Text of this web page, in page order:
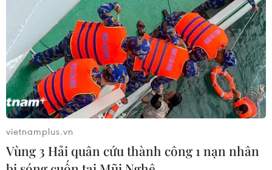
vietnamplus.vn
Vùng 3 Hải quân cứu thành công 1 nạn nhân